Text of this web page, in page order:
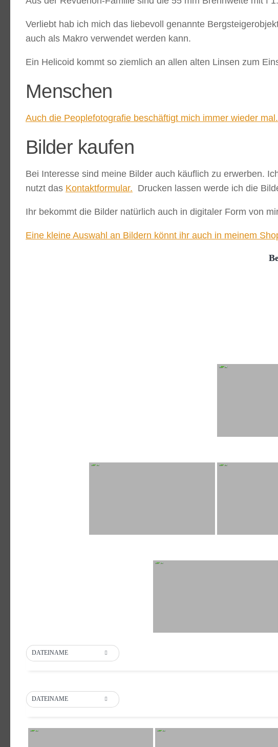
Verliebt hab ich mich das liebevoll genannte
auch als Makro verwendet werden kann.
Ein Helicoid kommt so ziemlich an allen alten Linsen zum
Menschen
Auch die Peoplefotografie beschäftigt mich immer wieder mal.
Bilder kaufen
Bei Interesse sind meine Bilder auch käuflich zu erwerben.
nutzt das Kontaktformular. Drucken lassen werde ich die
Ihr bekommt die Bilder natürlich auch in digitaler Form von
Eine kleine Auswahl an Bildern könnt ihr auch in meinem
DATEINAME
DATEINAME